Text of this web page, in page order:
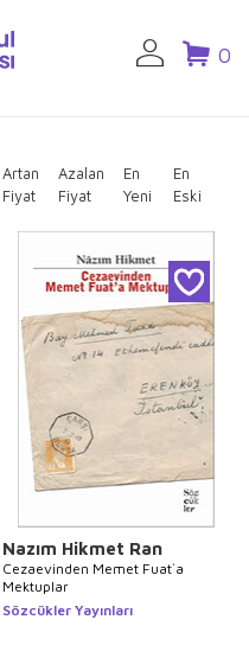
0
Artan
Fiyat
Azalan
Fiyat
En
Yeni
En
Eski
Nazım Hikmet Ran
Cezaevinden Memet Fuat`a
Mektuplar
Sözcükler Yayınları